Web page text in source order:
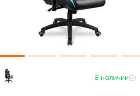
В наличии